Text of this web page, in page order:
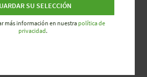
–
PARA
SU SELECCIÓN
más información en nuestra política de
privacidad.